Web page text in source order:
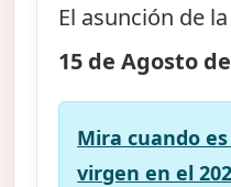
El asunción de
15 de Agosto
Mira cuando
virgen en el